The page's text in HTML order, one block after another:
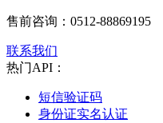
售前咨询： 0512-88869195
联系我们
热门API：
短信验证码
身份证实名认证